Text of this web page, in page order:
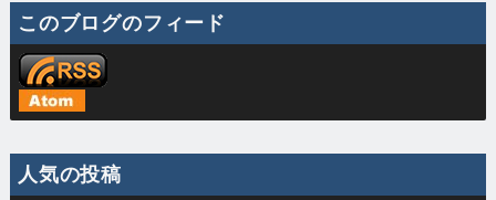
このブログのフィード
人気の投稿